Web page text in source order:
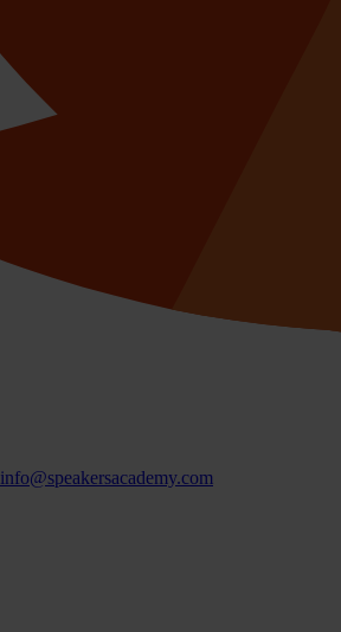
info@speakersacademy.com